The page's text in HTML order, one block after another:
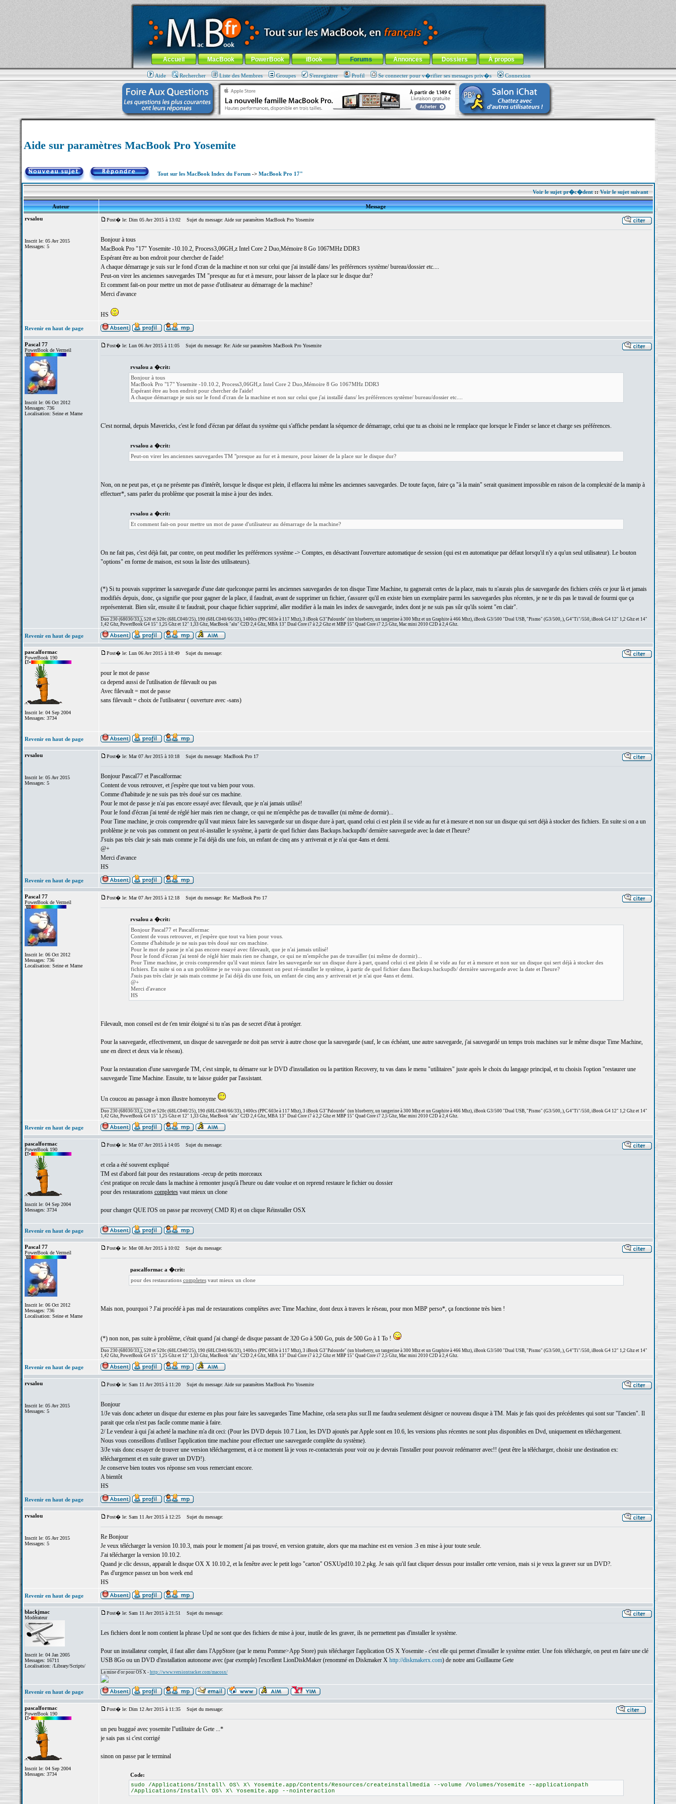
MacBook-fr.com : 100% Apple... 100% nomade !
Aller au contenu-Aller au menu général-Aller au menu de la rubrique
Menu général
Accueil MacBook PowerBook iBook Forums Annonces Dossiers À propos
Aide Rechercher Liste des Membres Groupes S'enregistrer Profil Se connecter pour v�rifier ses messages priv�s Connexion
Aide sur paramètres MacBook Pro Yosemite
Tout sur les MacBook Index du Forum-> MacBook Pro 17"
Voir le sujet pr�c�dent::Voir le sujet suivant
Auteur
Message
rvsalou
Inscrit le: 05 Avr 2015
Messages: 5
Post� le: Dim 05 Avr 2015 à 13:02 Sujet du message: Aide sur paramètres MacBook Pro Yosemite
Bonjour à tous
MacBook Pro "17" Yosemite -10.10.2, Process3,06GH,z Intel Core 2 Duo,Mémoire 8 Go 1067MHz DDR3
Espérant être au bon endroit pour chercher de l'aide!
A chaque démarrage je suis sur le fond d'cran de la machine et non sur celui que j'ai installé dans/ les préférences système/ bureau/dossier etc....
Peut-on virer les anciennes sauvegardes TM "presque au fur et à mesure, pour laisser de la place sur le disque dur?
Et comment fait-on pour mettre un mot de passe d'utilisateur au démarrage de la machine?
Merci d'avance
HS
Revenir en haut de page
Pascal 77
PowerBook de Vermeil
Inscrit le: 06 Oct 2012
Messages: 736
Localisation: Seine et Marne
Post� le: Lun 06 Avr 2015 à 11:05 Sujet du message: Re: Aide sur paramètres MacBook Pro Yosemite
rvsalou a �crit:
Bonjour à tous
MacBook Pro "17" Yosemite -10.10.2, Process3,06GH,z Intel Core 2 Duo,Mémoire 8 Go 1067MHz DDR3
Espérant être au bon endroit pour chercher de l'aide!
A chaque démarrage je suis sur le fond d'cran de la machine et non sur celui que j'ai installé dans/ les préférences système/ bureau/dossier etc....
C'est normal, depuis Mavericks, c'est le fond d'écran par défaut du système qui s'affiche pendant la séquence de démarrage, celui que tu as choisi ne le remplace que lorsque le Finder se lance et charge ses préférences.
rvsalou a �crit:
Peut-on virer les anciennes sauvegardes TM "presque au fur et à mesure, pour laisser de la place sur le disque dur?
Non, on ne peut pas, et ça ne présente pas d'intérêt, lorsque le disque est plein, il effacera lui même les anciennes sauvegardes. De toute façon, faire ça "à la main" serait quasiment impossible en raison de la complexité de la manip à
effectuer*, sans parler du problème que poserait la mise à jour des index.
rvsalou a �crit:
Et comment fait-on pour mettre un mot de passe d'utilisateur au démarrage de la machine?
On ne fait pas, c'est déjà fait, par contre, on peut modifier les préférences système -> Comptes, en désactivant l'ouverture automatique de session (qui est en automatique par défaut lorsqu'il n'y a qu'un seul utilisateur). Le bouton
"options" en forme de maison, est sous la liste des utilisateurs).
(*) Si tu pouvais supprimer la sauvegarde d'une date quelconque parmi les anciennes sauvegardes de ton disque Time Machine, tu gagnerait certes de la place, mais tu n'aurais plus de sauvegarde des fichiers créés ce jour là et jamais
modifiés depuis, donc, ça signifie que pour gagner de la place, il faudrait, avant de supprimer un fichier, t'assurer qu'il en existe bien un exemplaire parmi les sauvegardes plus récentes, je ne te dis pas le travail de fourmi que ça
représenterait. Bien sûr, ensuite il te faudrait, pour chaque fichier supprimé, aller modifier à la main les index de sauvegarde, index dont je ne suis pas sûr qu'ils soient "en clair".
Duo 230 (68030/33,), 520 et 520c (68LC040/25), 190 (68LC040/66/33), 1400cs (PPC 603e à 117 Mhz), 3 iBook G3"Palourde" (un blueberry, un tangerine à 300 Mhz et un Graphite à 466 Mhz), iBook G3/500 "Dual USB, "Pismo" (G3/500, ), G4"Ti"/550, iBook G4 12" 1,2 Ghz et 14"
1,42 Ghz, PowerBook G4 15" 1,25 Ghz et 12" 1,33 Ghz, MacBook "alu" C2D 2,4 Ghz, MBA 13" Dual Core i7 à 2,2 Ghz et MBP 15" Quad Core i7 2,5 Ghz, Mac mini 2010 C2D à 2,4 Ghz.
Revenir en haut de page
pascalformac
PowerBook 190
Inscrit le: 04 Sep 2004
Messages: 3734
Post� le: Lun 06 Avr 2015 à 18:49 Sujet du message:
pour le mot de passe
ca depend aussi de l'utilisation de filevault ou pas
Avec filevault = mot de passe
sans filevault = choix de l'utilisateur ( ouverture avec -sans)
Revenir en haut de page
rvsalou
Inscrit le: 05 Avr 2015
Messages: 5
Post� le: Mar 07 Avr 2015 à 10:18 Sujet du message: MacBook Pro 17
Bonjour Pascal77 et Pascalformac
Content de vous retrouver, et j'espère que tout va bien pour vous.
Comme d'habitude je ne suis pas très doué sur ces machine.
Pour le mot de passe je n'ai pas encore essayé avec filevault, que je n'ai jamais utilisé!
Pour le fond d'écran j'ai tenté de réglé hier mais rien ne change, ce qui ne m'empêche pas de travailler (ni même de dormir)...
Pour Time machine, je crois comprendre qu'il vaut mieux faire les sauvegarde sur un disque dure à part, quand celui ci est plein il se vide au fur et à mesure et non sur un disque qui sert déjà à stocker des fichiers. En suite si on a un
problème je ne vois pas comment on peut ré-installer le système, à partir de quel fichier dans Backups.backupdb/ dernière sauvegarde avec la date et l'heure?
J'suis pas très clair je sais mais comme je l'ai déjà dis une fois, un enfant de cinq ans y arriverait et je n'ai que 4ans et demi.
@+
Merci d'avance
HS
Revenir en haut de page
Pascal 77
PowerBook de Vermeil
Inscrit le: 06 Oct 2012
Messages: 736
Localisation: Seine et Marne
Post� le: Mar 07 Avr 2015 à 12:18 Sujet du message: Re: MacBook Pro 17
rvsalou a �crit:
Bonjour Pascal77 et Pascalformac
Content de vous retrouver, et j'espère que tout va bien pour vous.
Comme d'habitude je ne suis pas très doué sur ces machine.
Pour le mot de passe je n'ai pas encore essayé avec filevault, que je n'ai jamais utilisé!
Pour le fond d'écran j'ai tenté de réglé hier mais rien ne change, ce qui ne m'empêche pas de travailler (ni même de dormir)...
Pour Time machine, je crois comprendre qu'il vaut mieux faire les sauvegarde sur un disque dure à part, quand celui ci est plein il se vide au fur et à mesure et non sur un disque qui sert déjà à stocker des
fichiers. En suite si on a un problème je ne vois pas comment on peut ré-installer le système, à partir de quel fichier dans Backups.backupdb/ dernière sauvegarde avec la date et l'heure?
J'suis pas très clair je sais mais comme je l'ai déjà dis une fois, un enfant de cinq ans y arriverait et je n'ai que 4ans et demi.
@+
Merci d'avance
HS
Filevault, mon conseil est de t'en tenir éloigné si tu n'as pas de secret d'état à protéger.
Pour la sauvegarde, effectivement, un disque de sauvegarde ne doit pas servir à autre chose que la sauvegarde (sauf, le cas échéant, une autre sauvegarde, j'ai sauvegardé un temps trois machines sur le même disque Time Machine,
une en direct et deux via le réseau).
Pour la restauration d'une sauvegarde TM, c'est simple, tu démarre sur le DVD d'installation ou la partition Recovery, tu vas dans le menu "utilitaires" juste après le choix du langage principal, et tu choisis l'option "restaurer une
sauvegarde Time Machine. Ensuite, tu te laisse guider par l'assistant.
Un coucou au passage à mon illustre homonyme
Duo 230 (68030/33,), 520 et 520c (68LC040/25), 190 (68LC040/66/33), 1400cs (PPC 603e à 117 Mhz), 3 iBook G3"Palourde" (un blueberry, un tangerine à 300 Mhz et un Graphite à 466 Mhz), iBook G3/500 "Dual USB, "Pismo" (G3/500, ), G4"Ti"/550, iBook G4 12" 1,2 Ghz et 14"
1,42 Ghz, PowerBook G4 15" 1,25 Ghz et 12" 1,33 Ghz, MacBook "alu" C2D 2,4 Ghz, MBA 13" Dual Core i7 à 2,2 Ghz et MBP 15" Quad Core i7 2,5 Ghz, Mac mini 2010 C2D à 2,4 Ghz.
Revenir en haut de page
pascalformac
PowerBook 190
Inscrit le: 04 Sep 2004
Messages: 3734
Post� le: Mar 07 Avr 2015 à 14:05 Sujet du message:
et cela a été souvent expliqué
TM est d'abord fait pour des restaurations -recup de petits morceaux
c'est pratique on recule dans la machine à remonter jusqu'à l'heure ou date voulue et on reprend restaure le fichier ou dossier
pour des restaurations completesvaut mieux un clone
pour changer QUE l'OS on passe par recovery( CMD R) et on clique Réinstaller OSX
Revenir en haut de page
Pascal 77
PowerBook de Vermeil
Inscrit le: 06 Oct 2012
Messages: 736
Localisation: Seine et Marne
Post� le: Mer 08 Avr 2015 à 10:02 Sujet du message:
pascalformac a �crit:
pour des restaurations completesvaut mieux un clone
Mais non, pourquoi ? J'ai procédé à pas mal de restaurations complètes avec Time Machine, dont deux à travers le réseau, pour mon MBP perso*, ça fonctionne très bien !
(*) non non, pas suite à problème, c'était quand j'ai changé de disque passant de 320 Go à 500 Go, puis de 500 Go à 1 To !
Duo 230 (68030/33,), 520 et 520c (68LC040/25), 190 (68LC040/66/33), 1400cs (PPC 603e à 117 Mhz), 3 iBook G3"Palourde" (un blueberry, un tangerine à 300 Mhz et un Graphite à 466 Mhz), iBook G3/500 "Dual USB, "Pismo" (G3/500, ), G4"Ti"/550, iBook G4 12" 1,2 Ghz et 14"
1,42 Ghz, PowerBook G4 15" 1,25 Ghz et 12" 1,33 Ghz, MacBook "alu" C2D 2,4 Ghz, MBA 13" Dual Core i7 à 2,2 Ghz et MBP 15" Quad Core i7 2,5 Ghz, Mac mini 2010 C2D à 2,4 Ghz.
Revenir en haut de page
rvsalou
Inscrit le: 05 Avr 2015
Messages: 5
Post� le: Sam 11 Avr 2015 à 11:20 Sujet du message: Aide sur paramètres MacBook Pro Yosemite
Bonjour
1/Je vais donc acheter un disque dur externe en plus pour faire les sauvegardes Time Machine, cela sera plus sur.Il me faudra seulement désigner ce nouveau disque à TM. Mais je fais quoi des précédentes qui sont sur "l'ancien". Il
parait que cela n'est pas facile comme manie à faire.
2/ Le vendeur à qui j'ai acheté la machine m'a dit ceci: (Pour les DVD depuis 10.7 Lion, les DVD ajoutés par Apple sont en 10.6, les versions plus récentes ne sont plus disponibles en Dvd, uniquement en téléchargement.
Nous vous conseillons d'utiliser l'application time machine pour effectuer une sauvegarde complète du système).
3/Je vais donc essayer de trouver une version téléchargement, et à ce moment là je vous re-contacterais pour voir ou je devrais l'installer pour pouvoir redémarrer avec!! (peut être la télécharger, choisir une destination ex:
téléchargement et en suite graver un DVD!).
Je conserve bien toutes vos réponse sen vous remerciant encore.
A bientôt
HS
Revenir en haut de page
rvsalou
Inscrit le: 05 Avr 2015
Messages: 5
Post� le: Sam 11 Avr 2015 à 12:25 Sujet du message:
Re Bonjour
Je veux télécharger la version 10.10.3, mais pour le moment j'ai pas trouvé, en version gratuite, alors que ma machine est en version .3 en mise à jour toute seule.
J'ai télécharger la version 10.10.2.
Quand je clic dessus, apparaît le disque OX X 10.10.2, et la fenêtre avec le petit logo "carton" OSXUpd10.10.2.pkg. Je sais qu'il faut cliquer dessus pour installer cette version, mais si je veux la graver sur un DVD?.
Pas d'urgence passez un bon week end
HS
Revenir en haut de page
blackjmac
Modérateur
Inscrit le: 04 Jan 2005
Messages: 16711
Localisation: /Library/Scripts/
Post� le: Sam 11 Avr 2015 à 21:51 Sujet du message:
Les fichiers dont le nom contient la phrase Upd ne sont que des fichiers de mise à jour, inutile de les graver, ils ne permettent pas d'installer le système.
Pour un installateur complet, il faut aller dans l'AppStore (par le menu Pomme>App Store) puis télécharger l'application OS X Yosemite - c'est elle qui permet d'installer le système entier. Une fois téléchargée, on peut en faire une clé
USB 8Go ou un DVD d'installation autonome avec (par exemple) l'excellent LionDiskMaker (renommé en Diskmaker X http://diskmakerx.com) de notre ami Guillaume Gete
La mine d'or pour OS X - http://www.versiontracker.com/macosx/
Revenir en haut de page
pascalformac
PowerBook 190
Inscrit le: 04 Sep 2004
Messages: 3734
Post� le: Dim 12 Avr 2015 à 11:35 Sujet du message:
un peu buggué avec yosemite l''utilitaire de Gete ...*
je sais pas si c'est corrigé
sinon on passe par le terminal
Code:
sudo /Applications/Install\ OS\ X\ Yosemite.app/Contents/Resources/createinstallmedia --volume /Volumes/Yosemite --applicationpath
/Applications/Install\ OS\ X\ Yosemite.app --nointeraction